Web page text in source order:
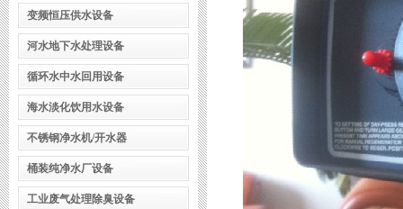
变频恒压供水设备
河水地下水处理设备
循环水中水回用设备
海水淡化饮用水设备
不锈钢净水机/开水器
桶装纯净水厂设备
工业废气处理除臭设备